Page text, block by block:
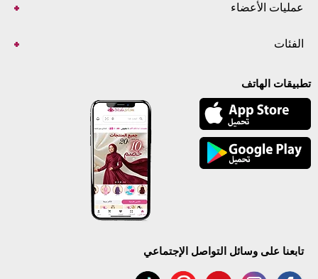
عمليات الأعضاء
الفئات
تطبيقات الهاتف
تابعنا على وسائل التواصل الإجتماعي